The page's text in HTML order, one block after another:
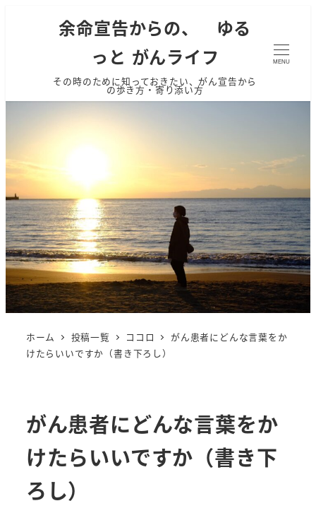
余命宣告からの、 ゆる
っと がんライフ
その時のために知っておきたい、がん宣告から
の歩き方・寄り添い方
MENU
ホーム 投稿一覧 ココロ
がん患者にどんな言葉をか
けたらいいですか（書き下ろし）
がん患者にどんな言葉をか
けたらいいですか（書き下
ろし）